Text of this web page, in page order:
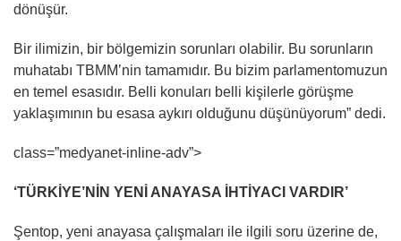
dönüşür.
Bir ilimizin, bir bölgemizin sorunları olabilir. Bu sorunların
muhatabı TBMM’nin tamamıdır. Bu bizim parlamentomuzun
en temel esasıdır. Belli konuları belli kişilerle görüşme
yaklaşımının bu esasa aykırı olduğunu düşünüyorum” dedi.
class=”medyanet-inline-adv”>
‘TÜRKİYE’NİN YENİ ANAYASA İHTİYACI VARDIR’
Şentop, yeni anayasa çalışmaları ile ilgili soru üzerine de,